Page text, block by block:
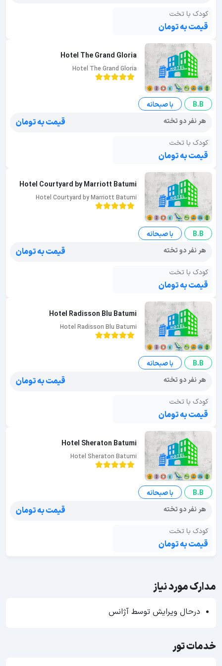
کودک با تخت
قیمت به تومان
Hotel The Grand Gloria
Hotel The Grand Gloria
B.B
با صبحانه
هر نفر دو تخته
قیمت به تومان
کودک با تخت
قیمت به تومان
Hotel Courtyard by Marriott Batumi
Hotel Courtyard by Marriott Batumi
B.B
با صبحانه
هر نفر دو تخته
قیمت به تومان
کودک با تخت
قیمت به تومان
Hotel Radisson Blu Batumi
Hotel Radisson Blu Batumi
B.B
با صبحانه
هر نفر دو تخته
قیمت به تومان
کودک با تخت
قیمت به تومان
Hotel Sheraton Batumi
Hotel Sheraton Batumi
B.B
با صبحانه
هر نفر دو تخته
قیمت به تومان
کودک با تخت
قیمت به تومان
مدارک مورد نیاز
درحال ویرایش توسط آژانس
خدمات تور